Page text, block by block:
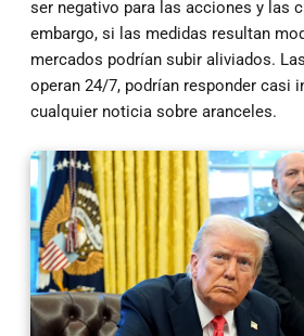
ser negativo para las acciones y las
embargo, si las medidas resultan
mercados podrían subir aliviados.
operan 24/7, podrían responder casi
cualquier noticia sobre aranceles.